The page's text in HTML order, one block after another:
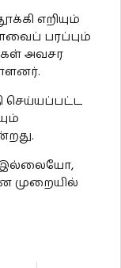
எறியும்
பரப்பும்
அவசர
செய்யப்பட்ட
இல்லையோ,
முறையில்